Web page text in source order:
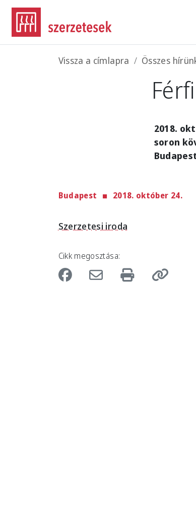
Ugrás a tartalomra
Morzsa
Vissza a címlapra Összes
2018.
soron
Budapest 2018. október 24.
Szerzetesi iroda
Cikk megosztása: